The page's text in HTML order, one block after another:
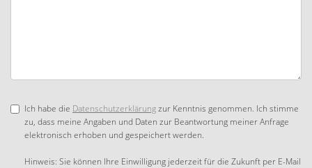
Ich habe die Datenschutzerklärungzur Kenntnis genommen. Ich stimme
zu, dass meine Angaben und Daten zur Beantwortung meiner Anfrage
elektronisch erhoben und gespeichert werden.
Hinweis: Sie können Ihre Einwilligung jederzeit für die Zukunft per E-Mail